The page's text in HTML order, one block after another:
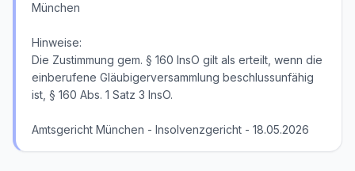
München
Hinweise:
Die Zustimmung gem. § 160 InsO gilt als erteilt, wenn die
einberufene Gläubigerversammlung beschlussunfähig
ist, § 160 Abs. 1 Satz 3 InsO.
Amtsgericht München - Insolvenzgericht - 18.05.2026